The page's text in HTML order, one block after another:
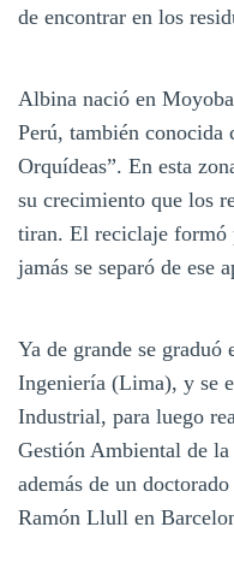
de encontrar en los
Albina nació en
Perú, también conocida
Orquídeas”. En esta
su crecimiento que los
tiran. El reciclaje formó
jamás se separó de ese
Ya de grande se
Ingeniería (Lima), y se
Industrial, para luego
Gestión Ambiental de
además de un
Ramón Llull en